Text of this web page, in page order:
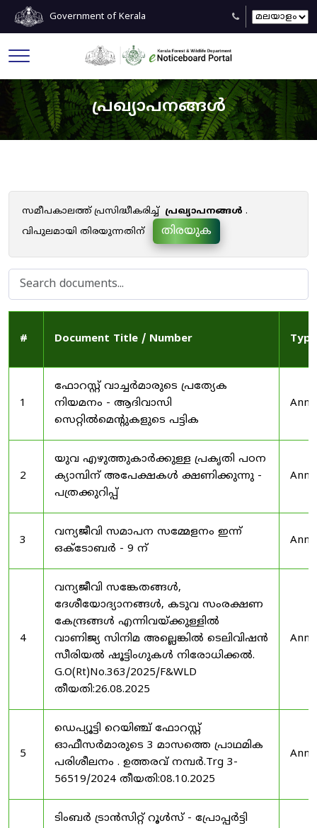
Government of Kerala
പ്രഖ്യാപനങ്ങൾ
സമീപകാലത്ത് പ്രസിദ്ധീകരിച്ച് പ്രഖ്യാപനങ്ങൾ .
വിപുലമായി തിരയുന്നതിന്
തിരയുക
# Document Title / Number Type
1
ഫോറസ്റ്റ് വാച്ചർമാരുടെ പ്രത്യേക
നിയമനം - ആദിവാസി
സെറ്റിൽമെന്റുകളുടെ പട്ടിക
2
യുവ എഴുത്തുകാർക്കുള്ള പ്രകൃതി പഠന
ക്യാമ്പിന് അപേക്ഷകൾ ക്ഷണിക്കുന്നു -
പത്രക്കുറിപ്പ്
3
വന്യജീവി സമാപന സമ്മേളനം ഇന്ന്
ഒക്ടോബർ - 9 ന്
4
വന്യജീവി സങ്കേതങ്ങൾ,
ദേശീയോദ്യാനങ്ങൾ, കടുവ സംരക്ഷണ
കേന്ദ്രങ്ങൾ എന്നിവയ്ക്കുള്ളിൽ
വാണിജ്യ സിനിമ അല്ലെങ്കിൽ ടെലിവിഷൻ
സീരിയൽ ഷൂട്ടിംഗുകൾ നിരോധിക്കൽ.
G.O(Rt)No.363/2025/F&WLD
തീയതി:26.08.2025
5
ഡെപ്യൂട്ടി റെയിഞ്ച് ഫോറസ്റ്റ്
ഓഫീസർമാരുടെ 3 മാസത്തെ പ്രാഥമിക
പരിശീലനം . ഉത്തരവ് നമ്പർ.Trg 3-
56519/2024 തീയതി:08.10.2025
ടിംബർ ട്രാൻസിറ്റ് റൂൾസ് - പ്രോപ്പർട്ടി